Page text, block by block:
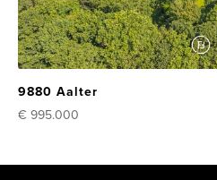
9880 Aalter
€ 995.000